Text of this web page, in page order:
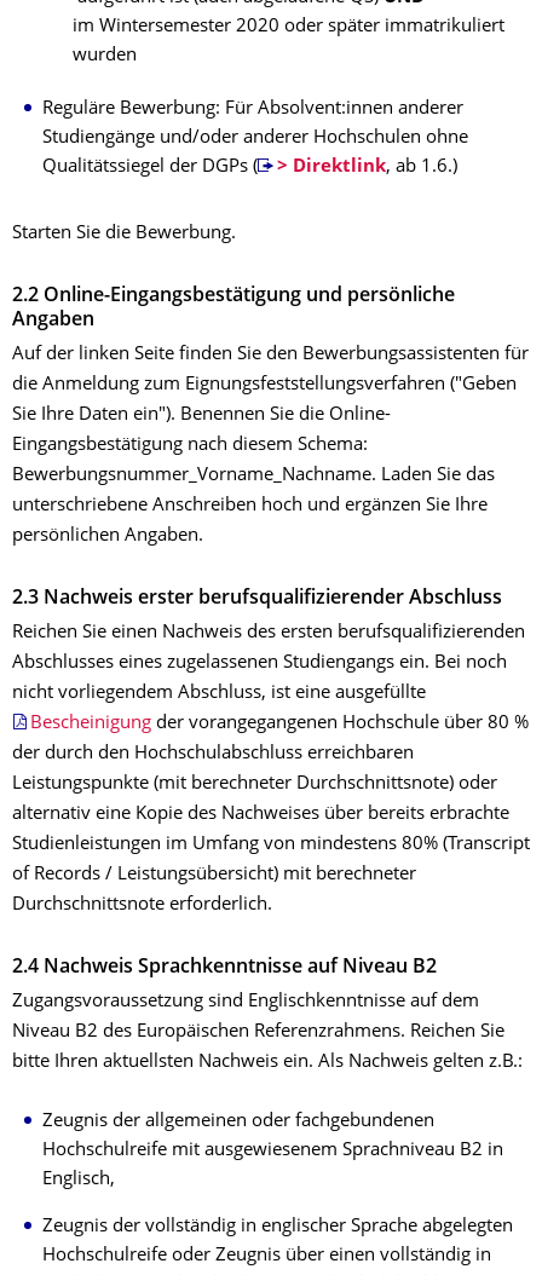
im Wintersemester 2020 oder später immatrikuliert
wurden
Reguläre Bewerbung: Für Absolvent:innen anderer
Studiengänge und/oder anderer Hochschulen ohne
Qualitätssiegel der DGPs (
> Direktlink, ab 1.6.)
Starten Sie die Bewerbung.
2.2 Online-Eingangsbestätigung und persönliche
Angaben
Auf der linken Seite finden Sie den Bewerbungsassistenten für
die Anmeldung zum Eignungsfeststellungsverfahren ("Geben
Sie Ihre Daten ein"). Benennen Sie die Online-
Eingangsbestätigung nach diesem Schema:
Bewerbungsnummer_Vorname_Nachname. Laden Sie das
unterschriebene Anschreiben hoch und ergänzen Sie Ihre
persönlichen Angaben.
2.3 Nachweis erster berufsqualifizierender Abschluss
Reichen Sie einen Nachweis des ersten berufsqualifizierenden
Abschlusses eines zugelassenen Studiengangs ein. Bei noch
nicht vorliegendem Abschluss, ist eine ausgefüllte
Bescheinigung der vorangegangenen Hochschule über 80 %
der durch den Hochschulabschluss erreichbaren
Leistungspunkte (mit berechneter Durchschnittsnote) oder
alternativ eine Kopie des Nachweises über bereits erbrachte
Studienleistungen im Umfang von mindestens 80% (Transcript
of Records / Leistungsübersicht) mit berechneter
Durchschnittsnote erforderlich.
2.4 Nachweis Sprachkenntnisse auf Niveau B2
Zugangsvoraussetzung sind Englischkenntnisse auf dem
Niveau B2 des Europäischen Referenzrahmens. Reichen Sie
bitte Ihren aktuellsten Nachweis ein. Als Nachweis gelten z.B.:
Zeugnis der allgemeinen oder fachgebundenen
Hochschulreife mit ausgewiesenem Sprachniveau B2 in
Englisch,
Zeugnis der vollständig in englischer Sprache abgelegten
Hochschulreife oder Zeugnis über einen vollständig in